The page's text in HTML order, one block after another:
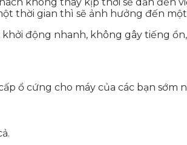
thời gian thì sẽ ảnh hưởng đến một
động nhanh, không gây tiếng
ổ cứng cho máy của các bạn sớm